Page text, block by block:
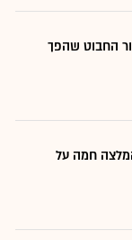
החבוט שהפך
חמה על